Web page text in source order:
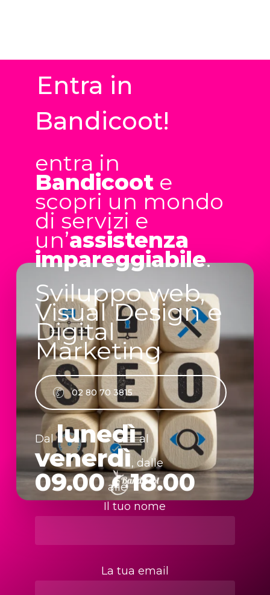
Entra in
Bandicoot!
entra in
Bandicoot e
scopri un mondo
di servizi e
un’assistenza
impareggiabile.
Sviluppo web,
Visual Design e
Digital
Marketing
02 80 70 3815
Dallunedìal
venerdì, dalle
09.00 alle18.00
Il tuo nome
La tua email